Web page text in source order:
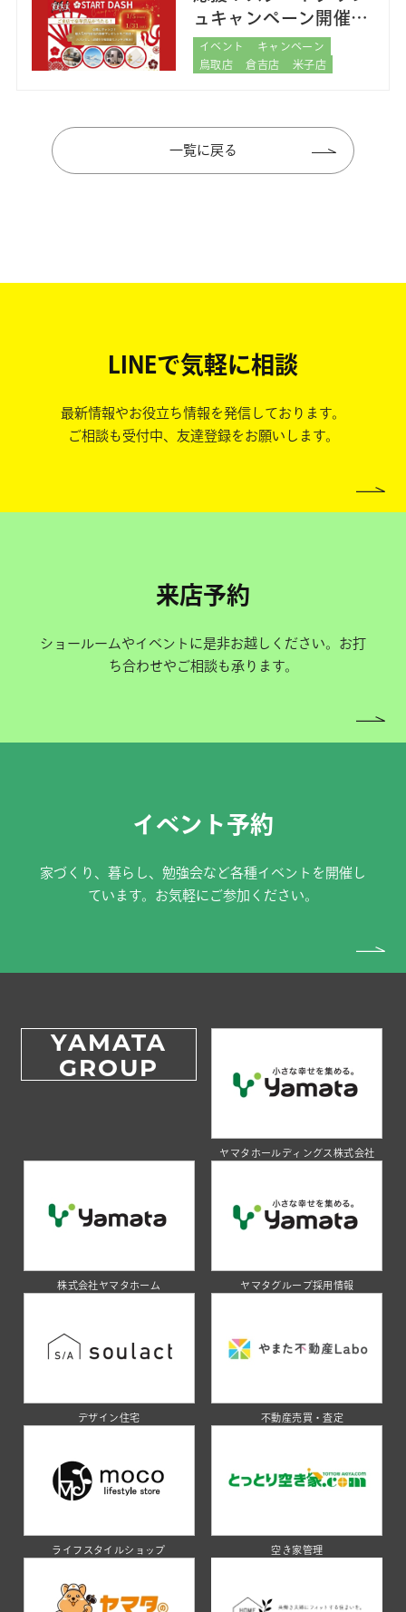
ュキャンペーン開催中
イベント
キャンペーン
鳥取店
倉吉店 米子店
一覧に戻る
LINEで気軽に相談
最新情報やお役立ち情報を発信しております。
ご相談も受付中、友達登録をお願いします。
来店予約
ショールームやイベントに是非お越しください。お打
ち合わせやご相談も承ります。
イベント予約
家づくり、暮らし、勉強会など各種イベントを開催し
ています。お気軽にご参加ください。
YAMATA
GROUP
ヤマタホールディングス株式会社
株式会社ヤマタホーム ヤマタグループ採用情報
デザイン住宅 不動産売買・査定
ライフスタイルショップ 空き家管理